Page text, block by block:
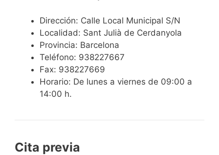
Dirección: Calle Local Municipal S/N
Localidad: Sant Julià de Cerdanyola
Provincia: Barcelona
Teléfono: 938227667
Fax: 938227669
Horario: De lunes a viernes de 09:00 a
14:00 h.
Cita previa